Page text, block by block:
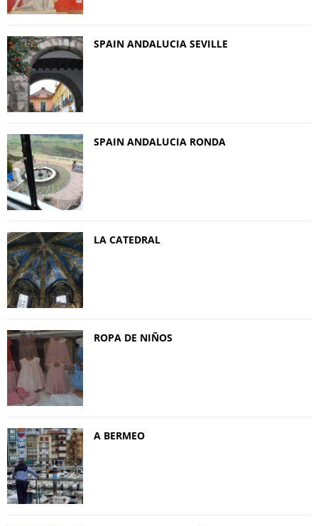
SPAIN ANDALUCIA SEVILLE
SPAIN ANDALUCIA RONDA
LA CATEDRAL
ROPA DE NIÑOS
A BERMEO